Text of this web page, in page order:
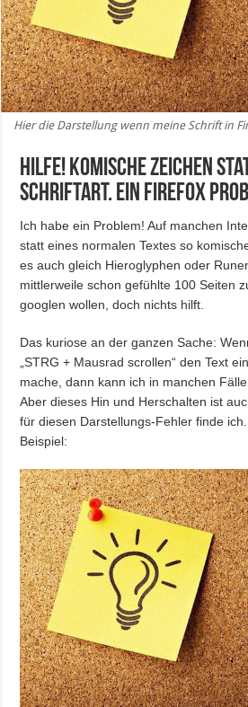
Hier die Darstellung wenn meine Schrift in
Hilfe! Komische Zeichen
Schriftart. Ein Firefox
Ich habe ein Problem! Auf manchen
statt eines normalen Textes so
es auch gleich Hieroglyphen oder
mittlerweile schon gefühlte 100 Seiten
googlen wollen, doch nichts hilft.
Das kuriose an der ganzen Sache:
„STRG + Mausrad scrollen“ den Text
mache, dann kann ich in manchen
Aber dieses Hin und Herschalten ist
für diesen Darstellungs-Fehler finde
Beispiel: